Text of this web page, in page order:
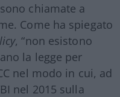
chiamate a
Come ha spiegato
, “non esistono
la legge per
nel modo in cui, ad
nel 2015 sulla